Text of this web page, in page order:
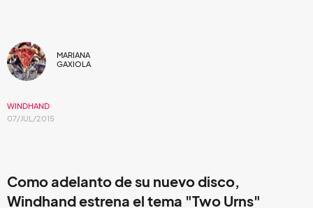
MARIANA
GAXIOLA
WINDHAND
07/JUL/2015
Como adelanto de su nuevo disco,
Windhand estrena el tema "Two Urns"